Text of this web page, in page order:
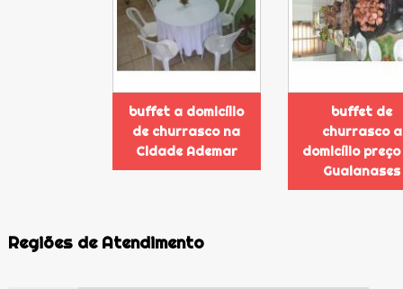
buffet a domicílio
de churrasco na
Cidade Ademar
buffet de
churrasco a
domicílio preço
Guaianases
Regiões de Atendimento